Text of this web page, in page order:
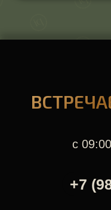
с
+7